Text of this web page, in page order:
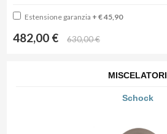
Estensione garanzia + € 45,90
482,00 € 630,00 €
MISCELATORI
Schock